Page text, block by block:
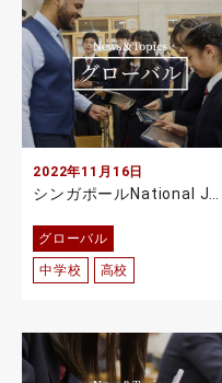
2022年11月16日
グローバル
中学校 高校